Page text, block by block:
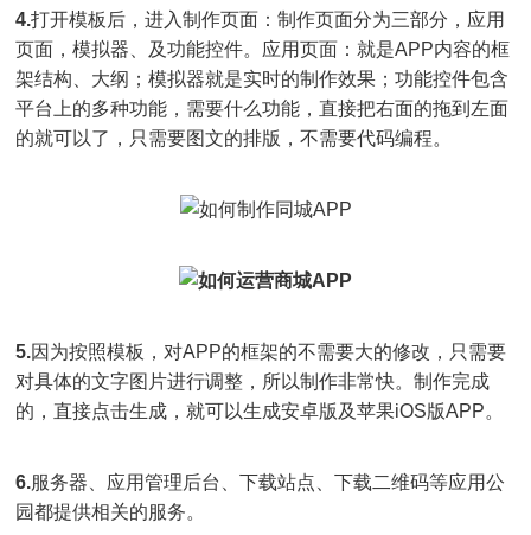
4.打开模板后，进入制作页面：制作页面分为三部分，应用
页面，模拟器、及功能控件。应用页面：就是APP内容的框
架结构、大纲；模拟器就是实时的制作效果；功能控件包含
平台上的多种功能，需要什么功能，直接把右面的拖到左面
的就可以了，只需要图文的排版，不需要代码编程。
5.因为按照模板，对APP的框架的不需要大的修改，只需要
对具体的文字图片进行调整，所以制作非常快。制作完成
的，直接点击生成，就可以生成安卓版及苹果iOS版APP。
6.服务器、应用管理后台、下载站点、下载二维码等应用公
园都提供相关的服务。